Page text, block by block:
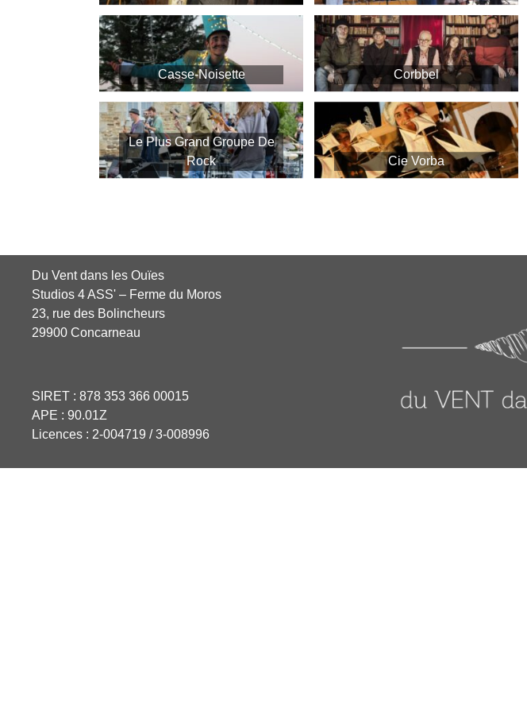
Casse-Noisette Corbbel
Le Plus Grand Groupe De
Rock
Cie Vorba
Du Vent dans les Ouïes
Studios 4 ASS' – Ferme du Moros
23, rue des Bolincheurs
29900 Concarneau
SIRET : 878 353 366 00015
APE : 90.01Z
Licences : 2-004719 / 3-008996